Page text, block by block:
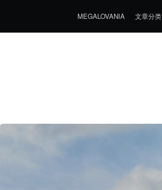
MEGALOVANIA 文章分类